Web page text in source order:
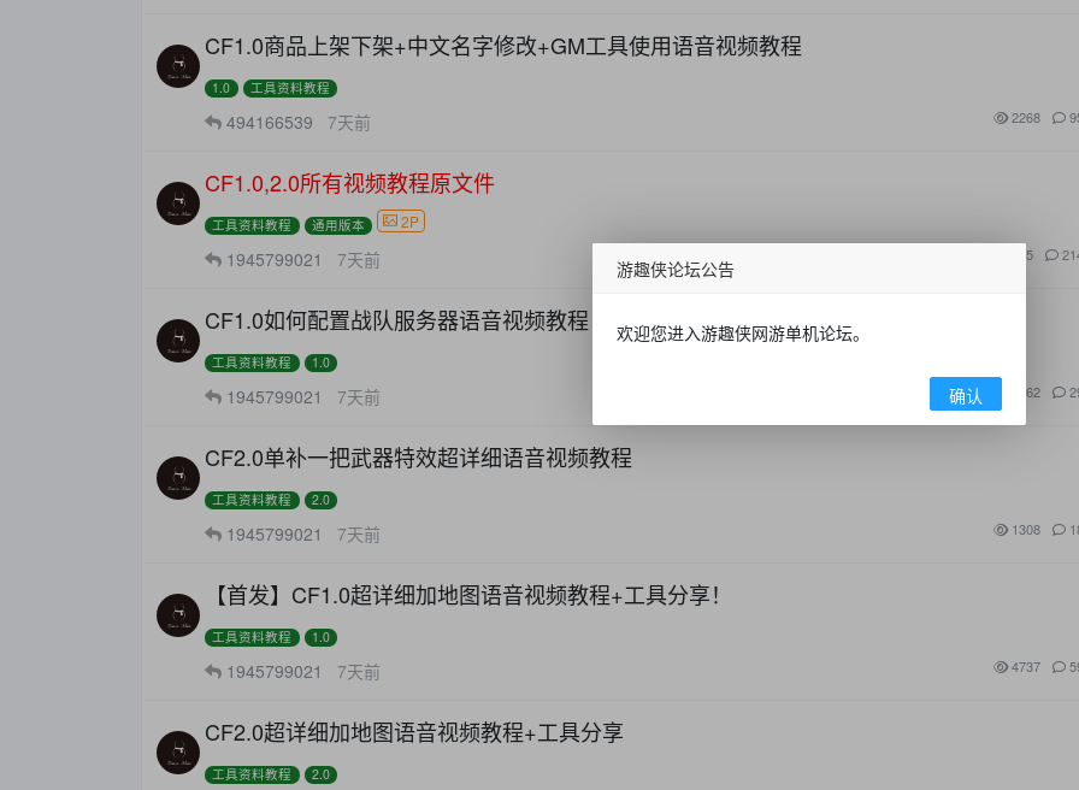
CF1.0商品上架下架+中文名字修改+GM工具使用语音视频教程
1.0 工具资料教程
494166539 7天前 2268
CF1.0,2.0所有视频教程原文件
工具资料教程 通用版本 2P
1945799021 7天前 3505
CF1.0如何配置战队服务器语音视频教程！
工具资料教程 1.0
1945799021 7天前 1762
CF2.0单补一把武器特效超详细语音视频教程
工具资料教程 2.0
1945799021 7天前 1308
【首发】CF1.0超详细加地图语音视频教程+工具分享！
工具资料教程 1.0
1945799021 7天前 4737
CF2.0超详细加地图语音视频教程+工具分享
工具资料教程 2.0
游趣侠论坛公告
欢迎您进入游趣侠网游单机论坛。
确认